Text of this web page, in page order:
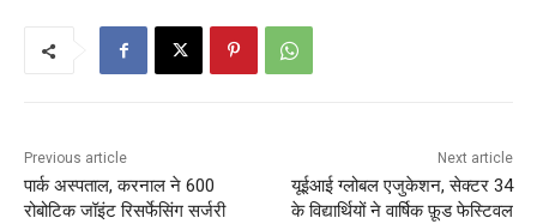
Previous article
पार्क अस्पताल, करनाल ने 600
रोबोटिक जॉइंट रिसर्फेसिंग सर्जरी
Next article
यूईआई ग्लोबल एजुकेशन, सेक्टर 34
के विद्यार्थियों ने वार्षिक फ़ूड फेस्टिवल